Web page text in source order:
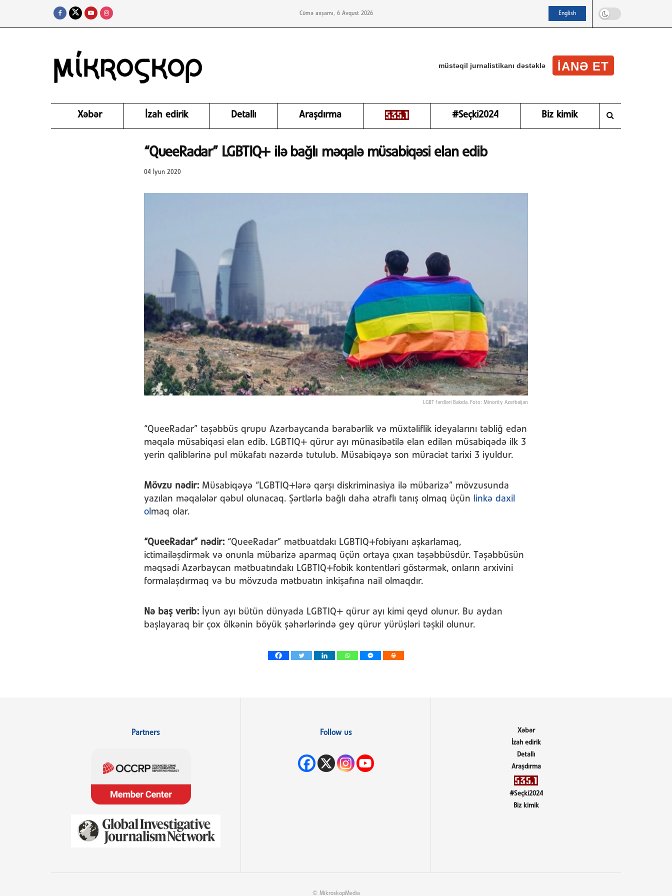
Cümə axşamı, 6 Avqust 2026 English
müstəqil jurnalistikanı dəstəklə IANƏ ET
Xəbər İzah edirik Detallı Araşdırma #Seçki2024 Biz kimik
“QueeRadar” LGBTIQ+ ilə bağlı məqalə müsabiqəsi elan edib
04 İyun 2020
LGBT fərdləri Bakıda. Foto: Minority Azerbaijan
“QueeRadar” təşəbbüs qrupu Azərbaycanda bərabərlik və müxtəliflik ideyalarını təbliğ edən
məqalə müsabiqəsi elan edib. LGBTIQ+ qürur ayı münasibətilə elan edilən müsabiqədə ilk 3
yerin qaliblərinə pul mükafatı nəzərdə tutulub. Müsabiqəyə son müraciət tarixi 3 iyuldur.
Mövzu nədir: Müsabiqəyə “LGBTIQ+lərə qarşı diskriminasiya ilə mübarizə” mövzusunda
yazılan məqalələr qəbul olunacaq. Şərtlərlə bağlı daha ətraflı tanış olmaq üçün
linkə daxil
ol maq olar.
“QueeRadar” nədir: “QueeRadar” mətbuatdakı LGBTIQ+fobiyanı aşkarlamaq,
ictimailəşdirmək və onunla mübarizə aparmaq üçün ortaya çıxan təşəbbüsdür. Təşəbbüsün
məqsədi Azərbaycan mətbuatındakı LGBTIQ+fobik kontentləri göstərmək, onların arxivini
formalaşdırmaq və bu mövzuda mətbuatın inkişafına nail olmaqdır.
Nə baş verib: İyun ayı bütün dünyada LGBTIQ+ qürur ayı kimi qeyd olunur. Bu aydan
başlayaraq bir çox ölkənin böyük şəhərlərində gey qürur yürüşləri təşkil olunur.
Partners Follow us
Xəbər
İzah edirik
Detallı
Araşdırma
#Seçki2024
Biz kimik
© MikroskopMedia